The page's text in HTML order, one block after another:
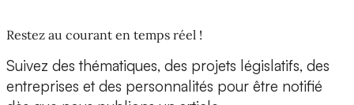
Restez au courant en temps réel !
Suivez des thématiques, des projets législatifs, des
entreprises et des personnalités pour être notifié